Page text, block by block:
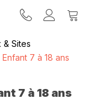
& Sites
7 à 18 ans
7 à 18 ans